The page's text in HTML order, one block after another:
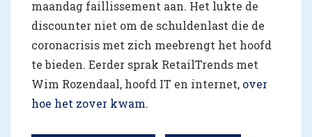
maandag faillissement aan. Het lukte de
discounter niet om de schuldenlast die de
coronacrisis met zich meebrengt het hoofd
te bieden. Eerder sprak RetailTrends met
Wim Rozendaal, hoofd IT en internet, over
hoe het zover kwam.